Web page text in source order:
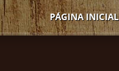
PÁGINA INICIAL